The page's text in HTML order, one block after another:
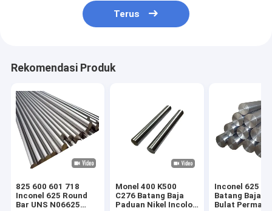
Terus
Rekomendasi Produk
825 600 601 718
Inconel 625 Round
Bar UNS N06625
Monel 400 K500
C276 Batang Baja
Paduan Nikel Incoloy
Inconel 625
Batang Baja
Bulat